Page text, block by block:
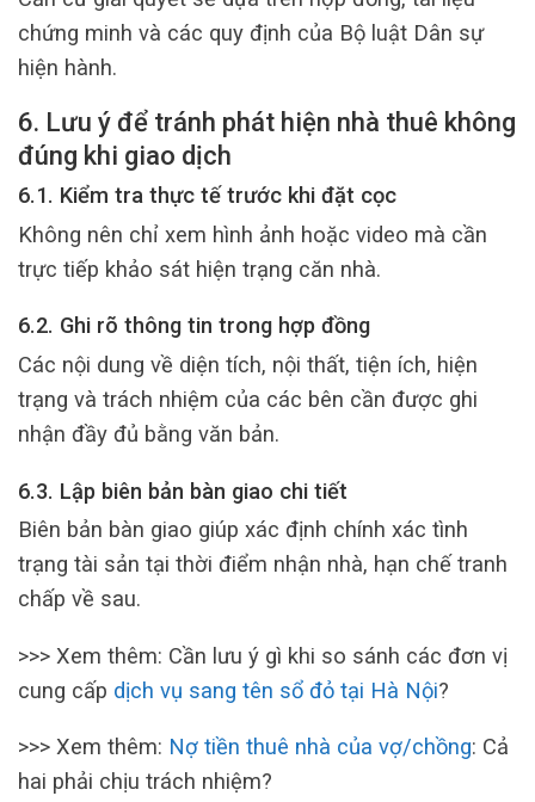
chứng minh và các quy định của Bộ luật Dân sự
hiện hành.
6. Lưu ý để tránh phát hiện nhà thuê không
đúng khi giao dịch
6.1. Kiểm tra thực tế trước khi đặt cọc
Không nên chỉ xem hình ảnh hoặc video mà cần
trực tiếp khảo sát hiện trạng căn nhà.
6.2. Ghi rõ thông tin trong hợp đồng
Các nội dung về diện tích, nội thất, tiện ích, hiện
trạng và trách nhiệm của các bên cần được ghi
nhận đầy đủ bằng văn bản.
6.3. Lập biên bản bàn giao chi tiết
Biên bản bàn giao giúp xác định chính xác tình
trạng tài sản tại thời điểm nhận nhà, hạn chế tranh
chấp về sau.
>>> Xem thêm: Cần lưu ý gì khi so sánh các đơn vị
cung cấp dịch vụ sang tên sổ đỏ tại Hà Nội?
>>> Xem thêm: Nợ tiền thuê nhà của vợ/chồng: Cả
hai phải chịu trách nhiệm?